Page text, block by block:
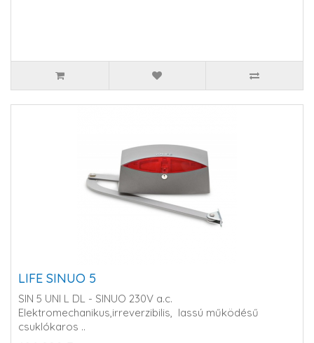
LIFE SINUO 5
SIN 5 UNI L DL - SINUO 230V a.c.
Elektromechanikus,irreverzibilis, lassú működésű
csuklókaros ..